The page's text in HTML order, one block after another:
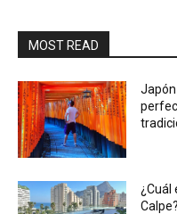
MOST READ
¿Cuál